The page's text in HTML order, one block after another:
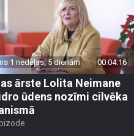
1 nedēļas, 5 dienām 00:04:16
ārste Lolita Neimane
ūdens nozīmi cilvēka